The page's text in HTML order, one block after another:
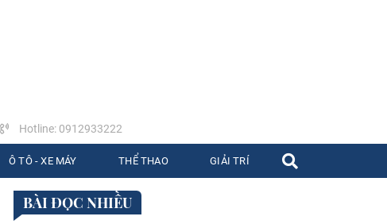
Hotline: 0912933222
Ô TÔ - XE MÁY THỂ THAO GIẢI TRÍ
BÀI ĐỌC NHIỀU